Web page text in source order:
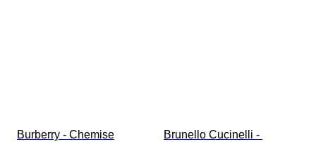
Burberry - Chemise
Brunello Cucinelli -